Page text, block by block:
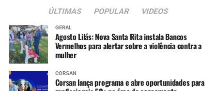
para que o potencial da
cidade se converta em
crescimento e
oportunidades para a
população”, declarou.
ÚLTIMAS POPULAR VIDEOS
GERAL
Agosto Lilás: Nova Santa Rita instala Bancos
Vermelhos para alertar sobre a violência contra a
mulher
CORSAN
Corsan lança programa e abre oportunidades para